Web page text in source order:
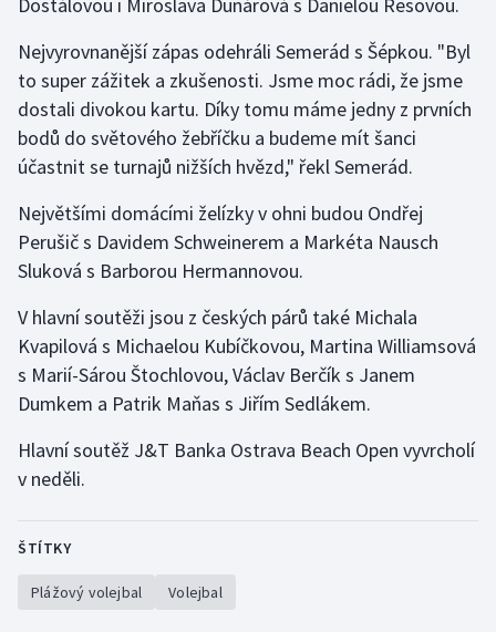
Futsal
Golf
Gymnastika
Házená
Jezdectví
Judo
Krasobruslení
Lezení
Lyže a snowboard
Moderní pětiboj
Motorsport
Olympijské hry
Dostálovou i Miroslava Dunárová s Danielou Resovou.
Nejvyrovnanější zápas odehráli Semerád s Šépkou. "Byl
to super zážitek a zkušenosti. Jsme moc rádi, že jsme
dostali divokou kartu. Díky tomu máme jedny z prvních
bodů do světového žebříčku a budeme mít šanci
účastnit se turnajů nižších hvězd," řekl Semerád.
Největšími domácími želízky v ohni budou Ondřej
Perušič s Davidem Schweinerem a Markéta Nausch
Sluková s Barborou Hermannovou.
V hlavní soutěži jsou z českých párů také Michala
Kvapilová s Michaelou Kubíčkovou, Martina Williamsová
s Marií-Sárou Štochlovou, Václav Berčík s Janem
Dumkem a Patrik Maňas s Jiřím Sedlákem.
Hlavní soutěž J&T Banka Ostrava Beach Open vyvrcholí
v neděli.
ŠTÍTKY
Plážový volejbal Volejbal